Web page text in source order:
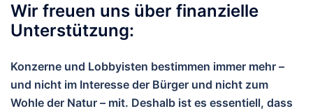
Wir freuen uns über finanzielle
Unterstützung:
Konzerne und Lobbyisten bestimmen immer mehr –
und nicht im Interesse der Bürger und nicht zum
Wohle der Natur – mit. Deshalb ist es essentiell, dass